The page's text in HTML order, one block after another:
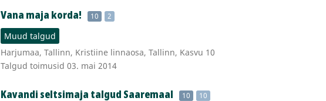
Vana maja korda! 10 2
Muud talgud
Harjumaa, Tallinn, Kristiine linnaosa, Tallinn, Kasvu 10
Talgud toimusid 03. mai 2014
Kavandi seltsimaja talgud Saaremaal 10 10